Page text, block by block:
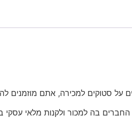
על סטוקים למכירה, אתם מוזמנים
בה למכור ולקנות מלאי עסקי